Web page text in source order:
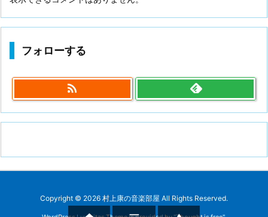
フォローする

Copyright © 2026 村上康の音楽部屋 All Rights Reserved.